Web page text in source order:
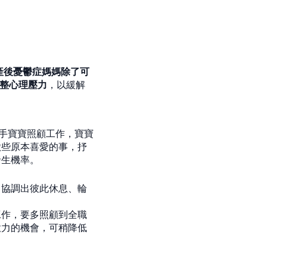
憂鬱症媽媽除了可
心理壓力 ，以緩解
寶寶照顧工作，寶寶
原本喜愛的事，抒
機率。
調出彼此休息、輪
，要多照顧到全職
的機會，可稍降低